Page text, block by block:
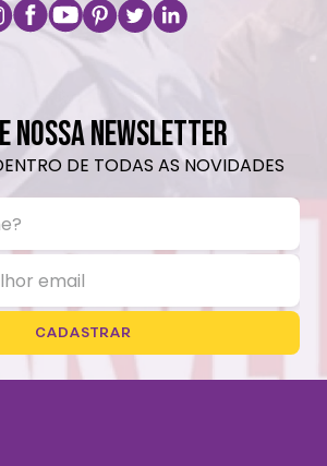
NOSSA NEWSLETTER
DE TODAS AS NOVIDADES
CADASTRAR